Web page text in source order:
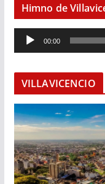
Himno de
e
o
d
u
c
t
o
00:00
VILLAVICENCIO